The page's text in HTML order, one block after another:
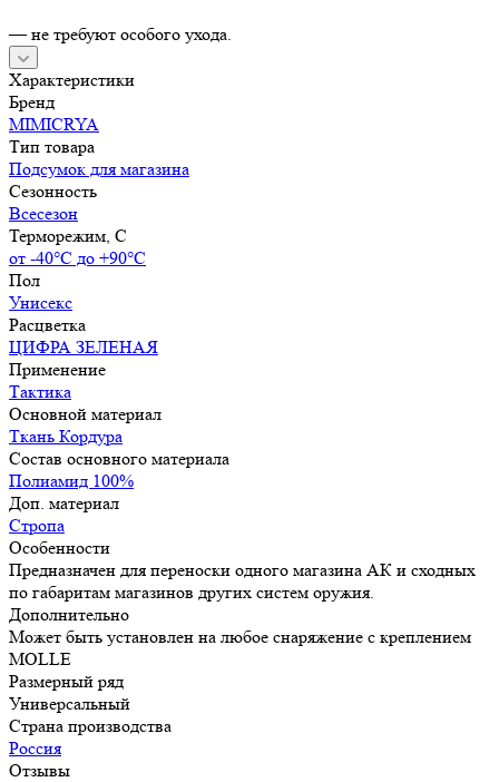
— не требуют особого ухода.
Характеристики
Бренд
MIMICRYA
Тип товара
Подсумок для магазина
Сезонность
Всесезон
Терморежим, C
от -40°С до +90°С
Пол
Унисекс
Расцветка
ЦИФРА ЗЕЛЕНАЯ
Применение
Тактика
Основной материал
Ткань Кордура
Состав основного материала
Полиамид 100%
Доп. материал
Стропа
Особенности
Предназначен для переноски одного магазина АК и сходных
по габаритам магазинов других систем оружия.
Дополнительно
Может быть установлен на любое снаряжение с креплением
MOLLE
Размерный ряд
Универсальный
Страна производства
Россия
Отзывы